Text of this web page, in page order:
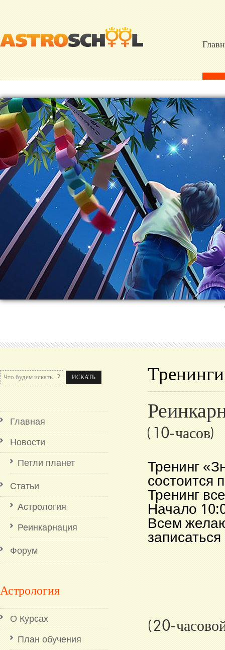
Тренинги
(10-часов)
Тренинг
состоится
Тренинг
Начало
Всем
(20-
Главная
Новости
Петли планет
Статьи
Астрология
Реинкарнация
Форум
Астрология
О Курсах
План обучения